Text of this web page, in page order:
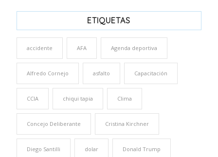
ETIQUETAS
accidente AFA Agenda deportiva
Alfredo Cornejo asfalto Capacitación
CCIA chiqui tapia Clima
Concejo Deliberante Cristina Kirchner
Diego Santilli dolar Donald Trump